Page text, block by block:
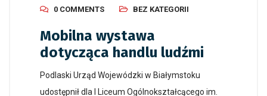
0 COMMENTS
BEZ KATEGORII
Mobilna wystawa
dotycząca handlu ludźmi
Podlaski Urząd Wojewódzki w Białymstoku
udostępnił dla I Liceum Ogólnokształcącego im.